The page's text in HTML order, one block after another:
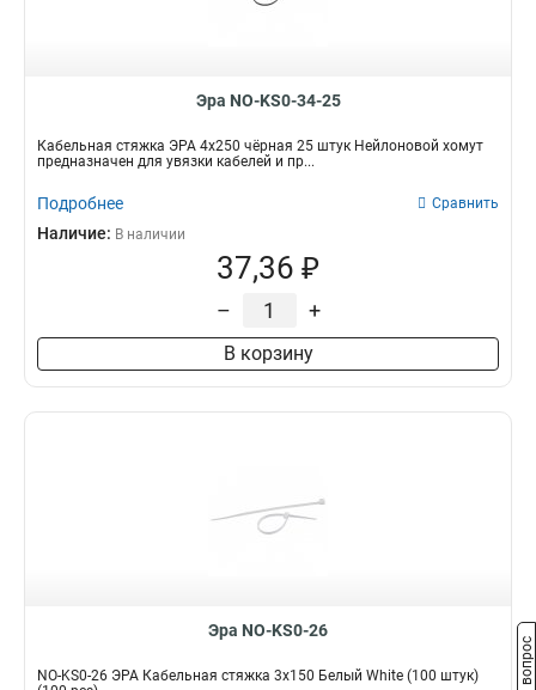
Эра NO-KS0-34-25
Кабельная стяжка ЭРА 4x250 чёрная 25 штук Нейлоновой хомут
предназначен для увязки кабелей и пр...
Подробнее Сравнить
Наличие: В наличии
37,36 ₽
– +
В корзину
Эра NO-KS0-26
NO-KS0-26 ЭРА Кабельная стяжка 3х150 Белый White (100 штук)